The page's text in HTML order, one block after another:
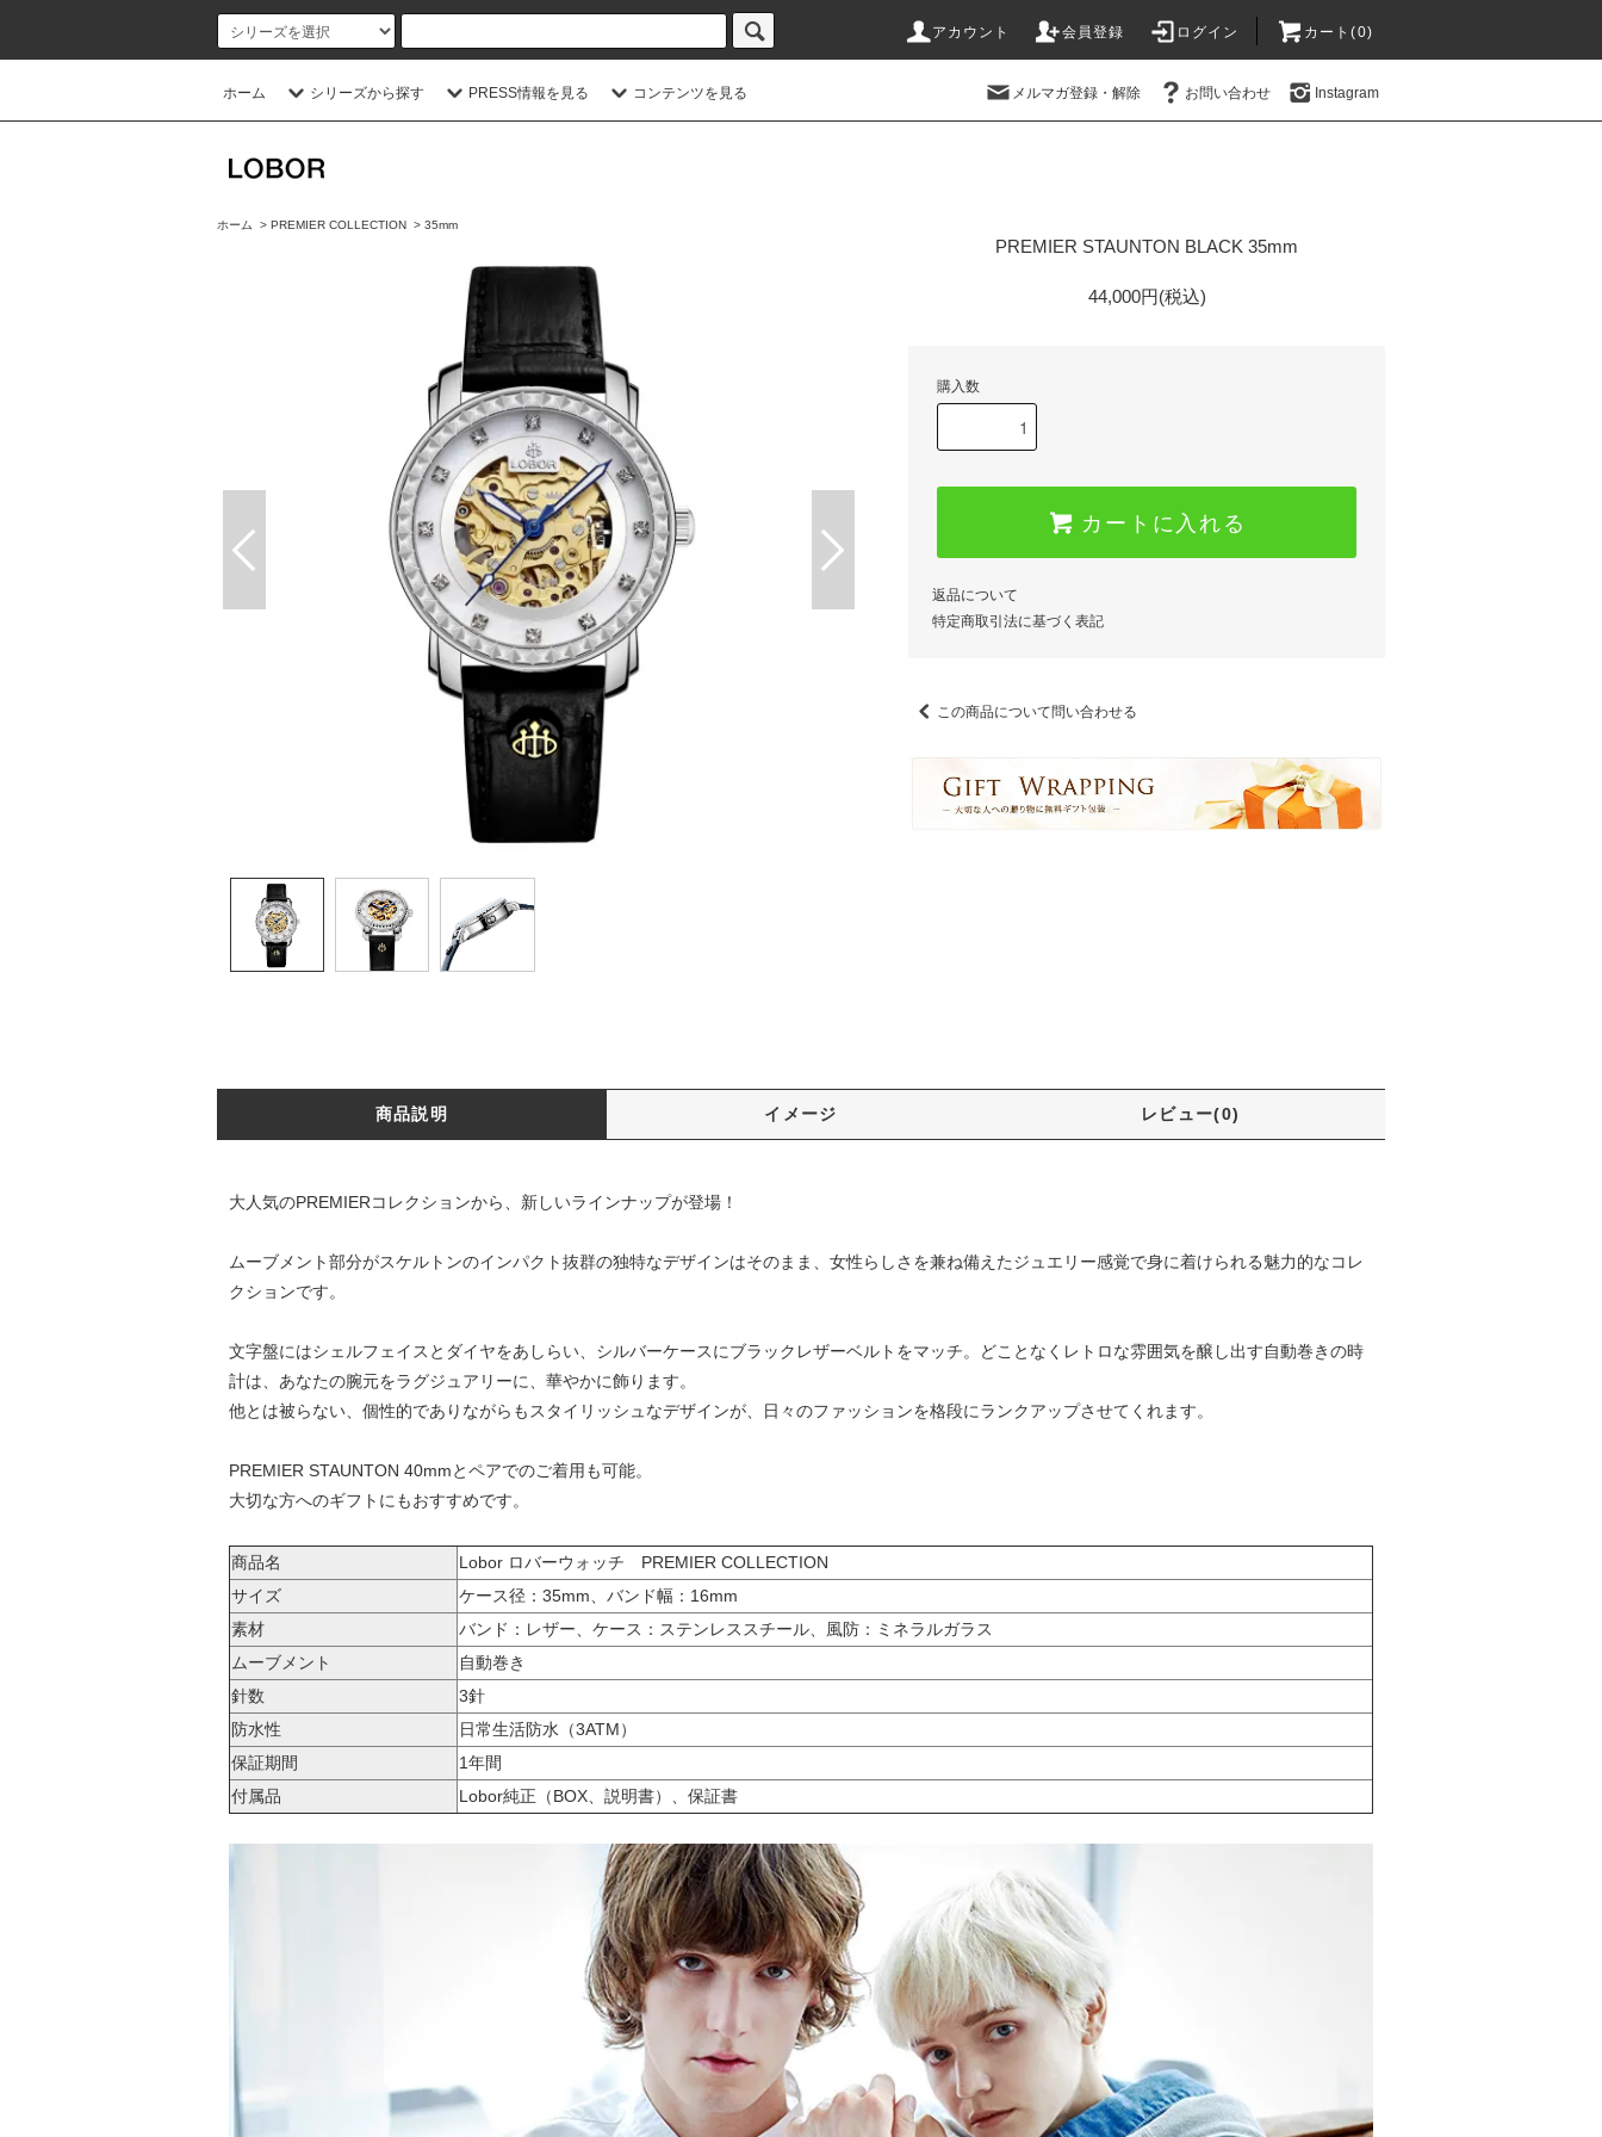
アカウント 会員登録 ログイン カート(0)
ホーム シリーズから探す PRESS情報を見る コンテンツを見る メルマガ登録・解除 お問い合わせ Instagram
ホーム > PREMIER COLLECTION > 35mm
PREMIER STAUNTON BLACK 35mm
44,000円(税込)
購入数
カートに入れる
返品について
特定商取引法に基づく表記
この商品について問い合わせる
商品説明 イメージ レビュー(0)
大人気のPREMIERコレクションから、新しいラインナップが登場！
ムーブメント部分がスケルトンのインパクト抜群の独特なデザインはそのまま、女性らしさを兼ね備えたジュエリー感覚で身に着けられる魅力的なコレ
クションです。
文字盤にはシェルフェイスとダイヤをあしらい、シルバーケースにブラックレザーベルトをマッチ。どことなくレトロな雰囲気を醸し出す自動巻きの時
計は、あなたの腕元をラグジュアリーに、華やかに飾ります。
他とは被らない、個性的でありながらもスタイリッシュなデザインが、日々のファッションを格段にランクアップさせてくれます。
PREMIER STAUNTON 40mmとペアでのご着用も可能。
大切な方へのギフトにもおすすめです。
商品名
Lobor ロバーウォッチ PREMIER COLLECTION
サイズ
ケース径：35mm、バンド幅：16mm
素材
バンド：レザー、ケース：ステンレススチール、風防：ミネラルガラス
ムーブメント
自動巻き
針数
3針
防水性
日常生活防水（3ATM）
保証期間
1年間
付属品
Lobor純正（BOX、説明書）、保証書